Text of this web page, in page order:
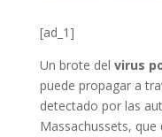
[ad_1]
Un brote del virus
puede propagar a
detectado por las
Massachussets,